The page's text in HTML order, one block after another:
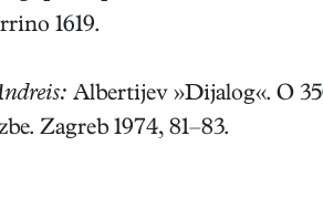
1619.
Albertijev »Dijalog«. O
Zagreb 1974, 81–83.